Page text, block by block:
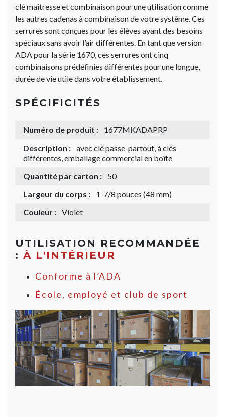
clé maîtresse et combinaison pour une utilisation comme
les autres cadenas à combinaison de votre système. Ces
serrures sont conçues pour les élèves ayant des besoins
spéciaux sans avoir l’air différentes. En tant que version
ADA pour la série 1670, ces serrures ont cinq
combinaisons prédéfinies différentes pour une longue,
durée de vie utile dans votre établissement.
SPÉCIFICITÉS
Numéro de produit :
1677MKADAPRP
Description : avec clé passe-partout, à clés
différentes, emballage commercial en boîte
Quantité par carton :
50
Largeur du corps :
1-7/8 pouces (48 mm)
Couleur : Violet
UTILISATION RECOMMANDÉE
: À L'INTÉRIEUR
Conforme à l’ADA
École, employé et club de sport